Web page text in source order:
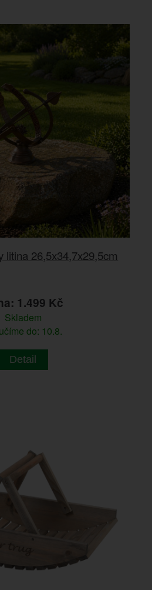
litina 26,5x34,7x29,5cm
1.499 Kč
Skladem
do: 10.8.
Detail